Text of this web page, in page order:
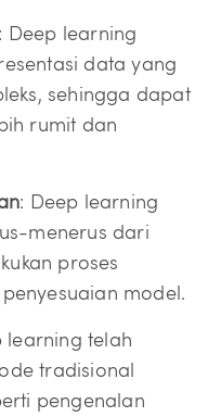
: Deep learning
data yang
sehingga dapat
rumit dan
: Deep learning
menerus dari
proses
model.
learning telah
tradisional
pengenalan